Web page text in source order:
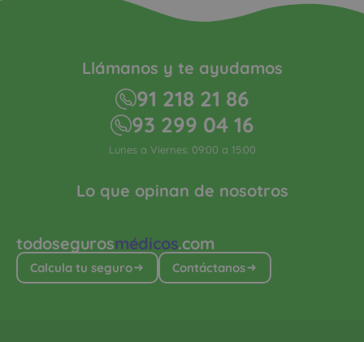
todosegurosmédicos.com
Calcula tu seguro Contáctanos
Lo que opinan de nosotros
Llámanos y te ayudamos
91 218 21 86
93 299 04 16
Lunes a Viernes: 09:00 a 15:00